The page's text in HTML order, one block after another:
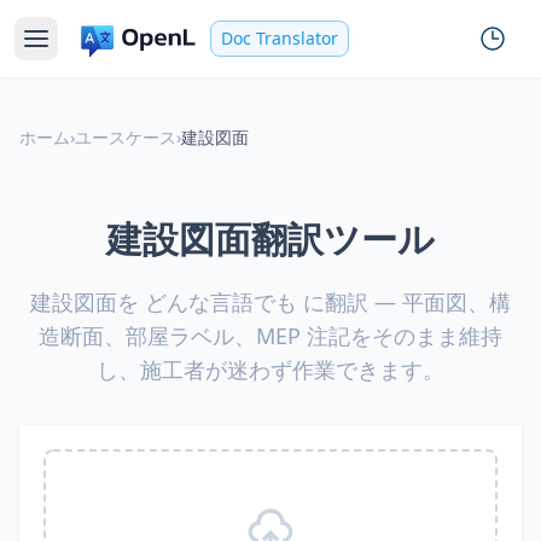
Doc Translator
ホーム›ユースケース›建設図面
建設図面翻訳ツール
建設図面を どんな言語でも に翻訳 — 平面図、構
造断面、部屋ラベル、MEP 注記をそのまま維持
し、施工者が迷わず作業できます。